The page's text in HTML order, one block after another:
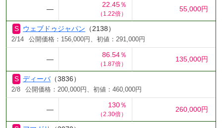
―
22.45％
（1.22倍）
55,000円
ウェブドゥジャパン （2138）
2/14 公開価格：156,000円、初値：291,000円
―
86.54％
（1.87倍）
135,000円
ディーバ（3836）
2/8 公開価格：200,000円、初値：460,000円
―
130％
（2.30倍）
260,000円